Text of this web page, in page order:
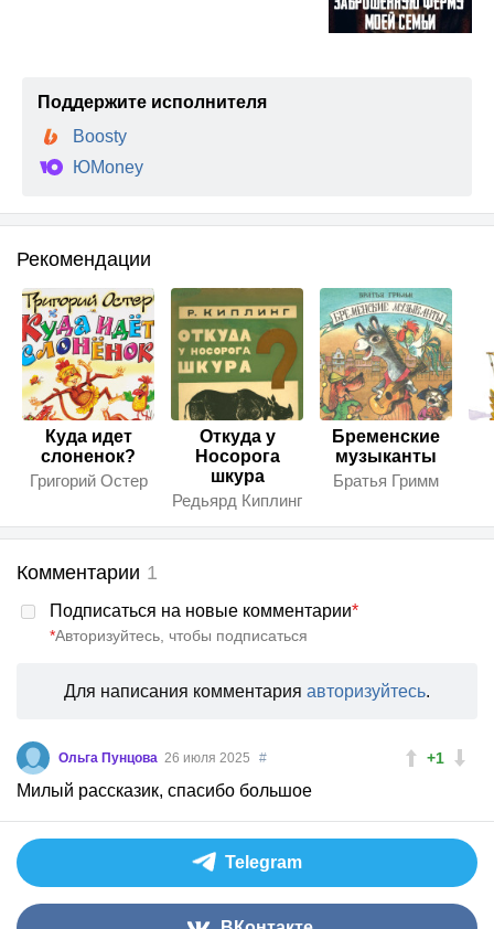
Поддержите исполнителя
Boosty
ЮMoney
Рекомендации
Куда идет
слоненок?
Григорий Остер
Откуда у
Носорога
шкура
Редьярд Киплинг
Бременские
музыканты
Братья Гримм
Комментарии 1
Подписаться на новые комментарии*
*Авторизуйтесь, чтобы подписаться
Для написания комментария авторизуйтесь.
+1
Ольга Пунцова 26 июля 2025 #
Милый рассказик, спасибо большое
Telegram